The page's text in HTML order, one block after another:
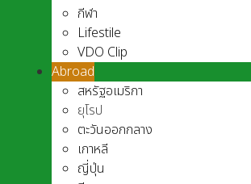
กีฬา
Lifestile
VDO Clip
Abroad
สหรัฐอเมริกา
ยุโรป
ตะวันออกกลาง
เกาหลี
ญี่ปุ่น